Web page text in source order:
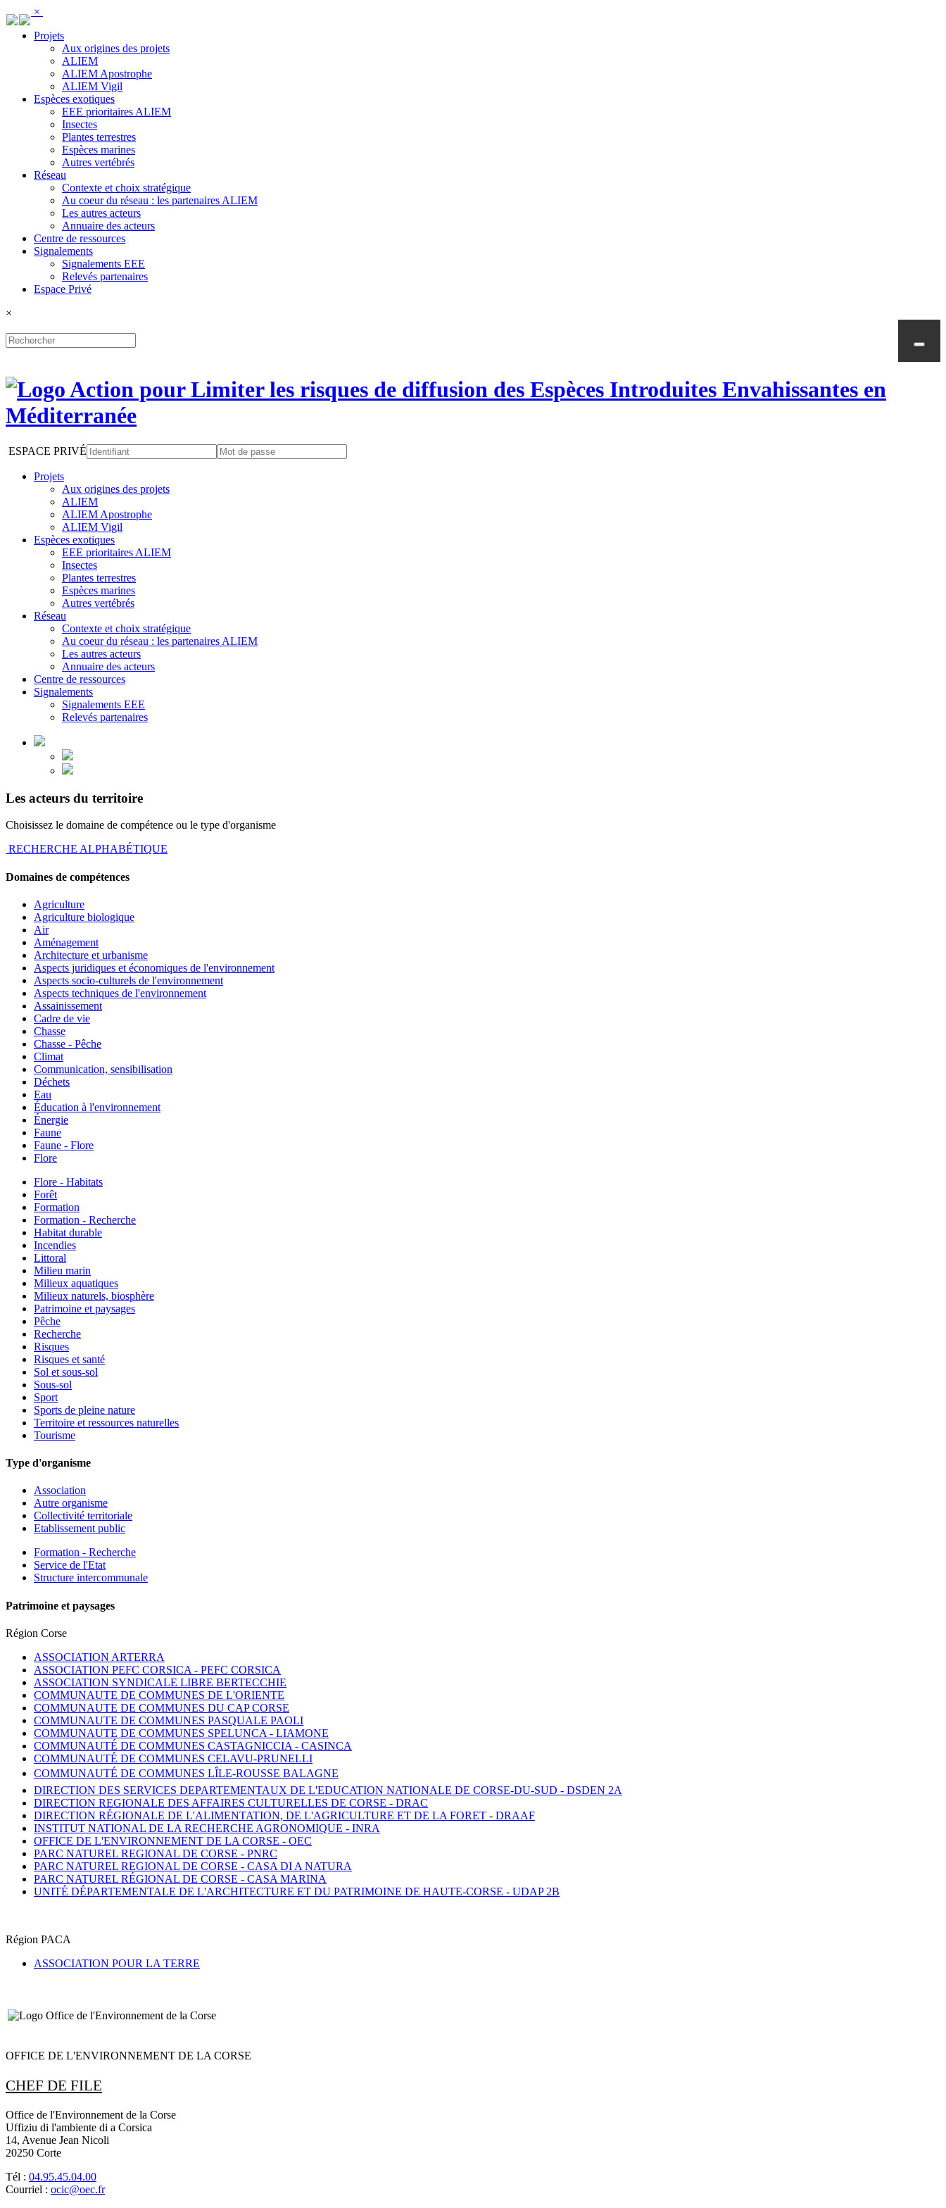
×
Projets
Aux origines des projets
ALIEM
ALIEM Apostrophe
ALIEM Vigil
Espèces exotiques
EEE prioritaires ALIEM
Insectes
Plantes terrestres
Espèces marines
Autres vertébrés
Réseau
Contexte et choix stratégique
Au coeur du réseau : les partenaires ALIEM
Les autres acteurs
Annuaire des acteurs
Centre de ressources
Signalements
Signalements EEE
Relevés partenaires
Espace Privé
×
ESPACE PRIVÉ
Projets
Aux origines des projets
ALIEM
ALIEM Apostrophe
ALIEM Vigil
Espèces exotiques
EEE prioritaires ALIEM
Insectes
Plantes terrestres
Espèces marines
Autres vertébrés
Réseau
Contexte et choix stratégique
Au coeur du réseau : les partenaires ALIEM
Les autres acteurs
Annuaire des acteurs
Centre de ressources
Signalements
Signalements EEE
Relevés partenaires
Les acteurs du territoire
Choisissez le domaine de compétence ou le type d'organisme
RECHERCHE ALPHABÉTIQUE
Domaines de compétences
Agriculture
Agriculture biologique
Air
Aménagement
Architecture et urbanisme
Aspects juridiques et économiques de l'environnement
Aspects socio-culturels de l'environnement
Aspects techniques de l'environnement
Assainissement
Cadre de vie
Chasse
Chasse - Pêche
Climat
Communication, sensibilisation
Déchets
Eau
Éducation à l'environnement
Énergie
Faune
Faune - Flore
Flore
Flore - Habitats
Forêt
Formation
Formation - Recherche
Habitat durable
Incendies
Littoral
Milieu marin
Milieux aquatiques
Milieux naturels, biosphère
Patrimoine et paysages
Pêche
Recherche
Risques
Risques et santé
Sol et sous-sol
Sous-sol
Sport
Sports de pleine nature
Territoire et ressources naturelles
Tourisme
Type d'organisme
Association
Autre organisme
Collectivité territoriale
Etablissement public
Formation - Recherche
Service de l'Etat
Structure intercommunale
Patrimoine et paysages
Région Corse
ASSOCIATION ARTERRA
ASSOCIATION PEFC CORSICA - PEFC CORSICA
ASSOCIATION SYNDICALE LIBRE BERTECCHIE
COMMUNAUTE DE COMMUNES DE L'ORIENTE
COMMUNAUTE DE COMMUNES DU CAP CORSE
COMMUNAUTE DE COMMUNES PASQUALE PAOLI
COMMUNAUTE DE COMMUNES SPELUNCA - LIAMONE
COMMUNAUTÉ DE COMMUNES CASTAGNICCIA - CASINCA
COMMUNAUTÉ DE COMMUNES CELAVU-PRUNELLI
COMMUNAUTÉ DE COMMUNES LÎLE-ROUSSE BALAGNE
DIRECTION DES SERVICES DEPARTEMENTAUX DE L'EDUCATION NATIONALE DE CORSE-DU-SUD - DSDEN 2A
DIRECTION REGIONALE DES AFFAIRES CULTURELLES DE CORSE - DRAC
DIRECTION RÉGIONALE DE L'ALIMENTATION, DE L'AGRICULTURE ET DE LA FORET - DRAAF
INSTITUT NATIONAL DE LA RECHERCHE AGRONOMIQUE - INRA
OFFICE DE L'ENVIRONNEMENT DE LA CORSE - OEC
PARC NATUREL REGIONAL DE CORSE - PNRC
PARC NATUREL REGIONAL DE CORSE - CASA DI A NATURA
PARC NATUREL RÉGIONAL DE CORSE - CASA MARINA
UNITÉ DÉPARTEMENTALE DE L'ARCHITECTURE ET DU PATRIMOINE DE HAUTE-CORSE - UDAP 2B
Région PACA
ASSOCIATION POUR LA TERRE
OFFICE DE L'ENVIRONNEMENT DE LA CORSE
CHEF DE FILE
Office de l'Environnement de la Corse
Uffiziu di l'ambiente di a Corsica
14, Avenue Jean Nicoli
20250 Corte
Tél : 04.95.45.04.00
Courriel : ocic@oec.fr